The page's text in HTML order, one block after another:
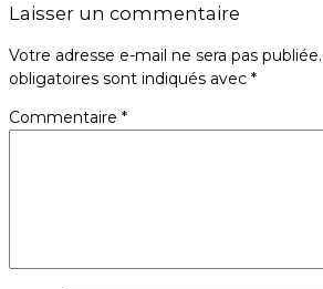
Laisser un commentaire
Votre adresse e-mail ne sera pas publiée.
obligatoires sont indiqués avec *
Commentaire *